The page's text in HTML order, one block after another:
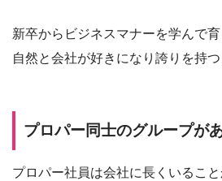
新卒からビジネスマナーを学んで育
自然と会社が好きになり誇りを持つ
プロパー同士のグループが
プロパー社員は会社に長くいるこ